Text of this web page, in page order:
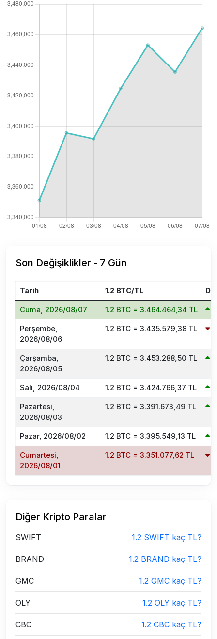
Son Değişiklikler - 7 Gün
Tarih 1.2 BTC/TL
Cuma, 2026/08/07 1.2 BTC = 3.464.464,34 TL
Perşembe,
2026/08/06
1.2 BTC = 3.435.579,38 TL
Çarşamba,
2026/08/05
1.2 BTC = 3.453.288,50 TL
Salı, 2026/08/04 1.2 BTC = 3.424.766,37 TL
Pazartesi,
2026/08/03
1.2 BTC = 3.391.673,49 TL
Pazar, 2026/08/02 1.2 BTC = 3.395.549,13 TL
Cumartesi,
2026/08/01
1.2 BTC = 3.351.077,62 TL
Diğer Kripto Paralar
SWIFT 1.2 SWIFT kaç TL?
BRAND 1.2 BRAND kaç TL?
GMC 1.2 GMC kaç TL?
OLY 1.2 OLY kaç TL?
CBC 1.2 CBC kaç TL?